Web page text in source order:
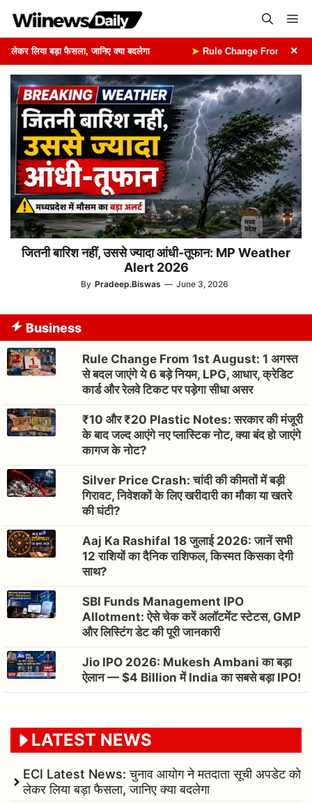
content
लिया बड़ा फैसला, जानिए क्या बदलेगा Rule Change From 1st ×
जितनी बारिश नहीं, उससे ज्यादा आंधी-तूफान: MP Weather
Alert 2026
By Pradeep.Biswas — June 3, 2026
Business
Rule Change From 1st August: 1 अगस्त
से बदल जाएंगे ये 6 बड़े नियम, LPG, आधार, क्रेडिट
कार्ड और रेलवे टिकट पर पड़ेगा सीधा असर
₹10 और ₹20 Plastic Notes: सरकार की मंजूरी
के बाद जल्द आएंगे नए प्लास्टिक नोट, क्या बंद हो जाएंगे
कागज के नोट?
Silver Price Crash: चांदी की कीमतों में बड़ी
गिरावट, निवेशकों के लिए खरीदारी का मौका या खतरे
की घंटी?
Aaj Ka Rashifal 18 जुलाई 2026: जानें सभी
12 राशियों का दैनिक राशिफल, किस्मत किसका देगी
साथ?
SBI Funds Management IPO
Allotment: ऐसे चेक करें अलॉटमेंट स्टेटस, GMP
और लिस्टिंग डेट की पूरी जानकारी
Jio IPO 2026: Mukesh Ambani का बड़ा
ऐलान — $4 Billion में India का सबसे बड़ा IPO!
LATEST NEWS
ECI Latest News: चुनाव आयोग ने मतदाता सूची अपडेट को
लेकर लिया बड़ा फैसला, जानिए क्या बदलेगा